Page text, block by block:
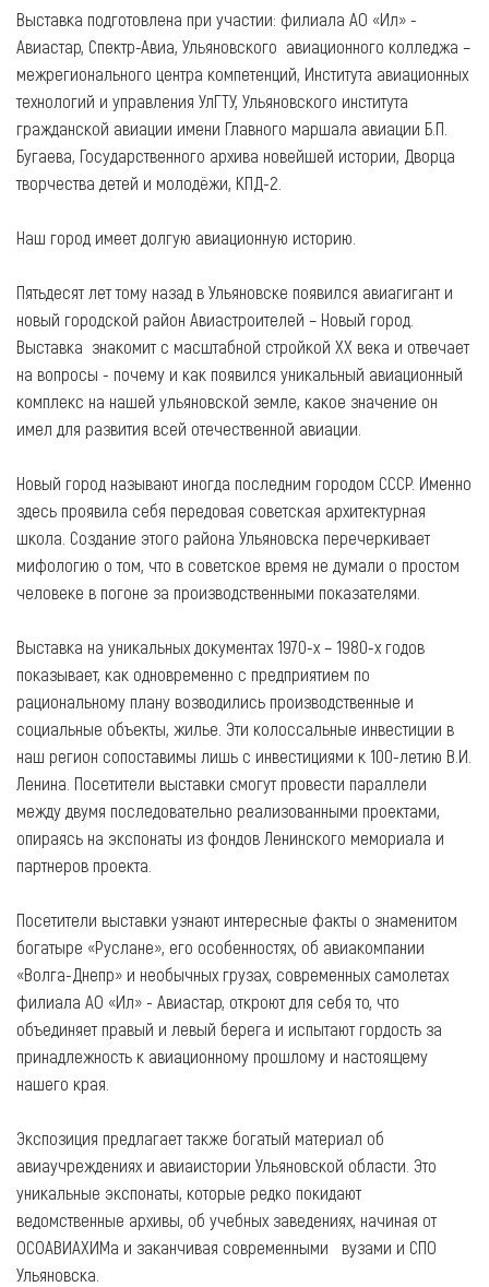
Выставка подготовлена при участии: филиала АО «Ил» -
Авиастар, Спектр-Авиа, Ульяновского авиационного колледжа –
межрегионального центра компетенций, Института авиационных
технологий и управления УлГТУ, Ульяновского института
гражданской авиации имени Главного маршала авиации Б.П.
Бугаева, Государственного архива новейшей истории, Дворца
творчества детей и молодёжи, КПД-2.
Наш город имеет долгую авиационную историю.
Пятьдесят лет тому назад в Ульяновске появился авиагигант и
новый городской район Авиастроителей – Новый город.
Выставка знакомит с масштабной стройкой ХХ века и отвечает
на вопросы - почему и как появился уникальный авиационный
комплекс на нашей ульяновской земле, какое значение он
имел для развития всей отечественной авиации.
Новый город называют иногда последним городом СССР. Именно
здесь проявила себя передовая советская архитектурная
школа. Создание этого района Ульяновска перечеркивает
мифологию о том, что в советское время не думали о простом
человеке в погоне за производственными показателями.
Выставка на уникальных документах 1970-х – 1980-х годов
показывает, как одновременно с предприятием по
рациональному плану возводились производственные и
социальные объекты, жилье. Эти колоссальные инвестиции в
наш регион сопоставимы лишь с инвестициями к 100-летию В.И.
Ленина. Посетители выставки смогут провести параллели
между двумя последовательно реализованными проектами,
опираясь на экспонаты из фондов Ленинского мемориала и
партнеров проекта.
Посетители выставки узнают интересные факты о знаменитом
богатыре «Руслане», его особенностях, об авиакомпании
«Волга-Днепр» и необычных грузах, современных самолетах
филиала АО «Ил» - Авиастар, откроют для себя то, что
объединяет правый и левый берега и испытают гордость за
принадлежность к авиационному прошлому и настоящему
нашего края.
Экспозиция предлагает также богатый материал об
авиаучреждениях и авиаистории Ульяновской области. Это
уникальные экспонаты, которые редко покидают
ведомственные архивы, об учебных заведениях, начиная от
ОСОАВИАХИМа и заканчивая современными вузами и СПО
Ульяновска.